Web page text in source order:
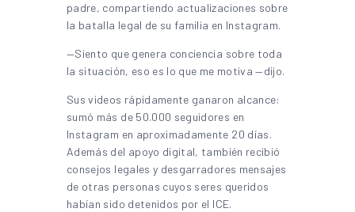
padre, compartiendo actualizaciones sobre
la batalla legal de su familia en Instagram.
—Siento que genera conciencia sobre toda
la situación, eso es lo que me motiva —dijo.
Sus videos rápidamente ganaron alcance:
sumó más de 50.000 seguidores en
Instagram en aproximadamente 20 días.
Además del apoyo digital, también recibió
consejos legales y desgarradores mensajes
de otras personas cuyos seres queridos
habían sido detenidos por el ICE.